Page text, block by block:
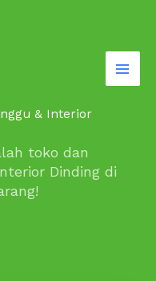
& Interior
toko dan
Dinding di